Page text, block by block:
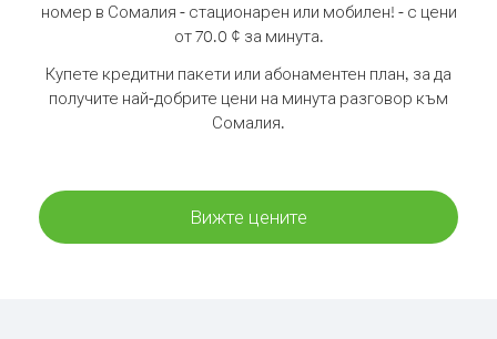
номер в Сомалия - стационарен или мобилен! - с цени
от 70.0 ¢ за минута.
Купете кредитни пакети или абонаментен план, за да
получите най-добрите цени на минута разговор към
Сомалия.
Вижте цените